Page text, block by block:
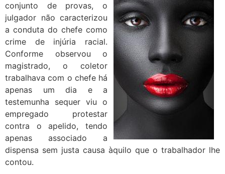
conjunto de provas, o
julgador não caracterizou
a conduta do chefe como
crime de injúria racial.
Conforme observou o
magistrado, o coletor
trabalhava com o chefe há
apenas um dia e a
testemunha sequer viu o
empregado protestar
contra o apelido, tendo
apenas associado a
dispensa sem justa causa àquilo que o trabalhador lhe
contou.